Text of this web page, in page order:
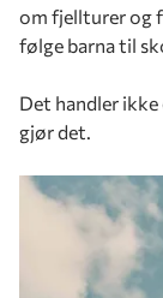
om fjellturer og
følge barna til
Det handler
gjør det.